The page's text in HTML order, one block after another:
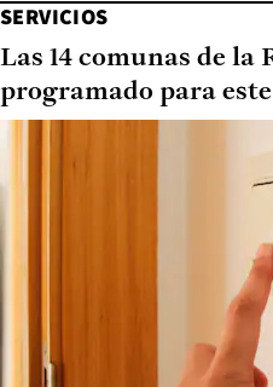
SERVICIOS
Las 14 comunas de la
programado para